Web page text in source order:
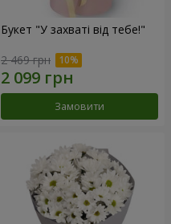
Букет "У захваті від тебе!"
2 469 грн
Замовити